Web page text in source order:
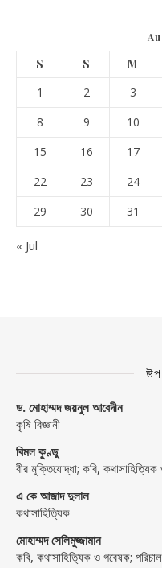
S S M
1
2 3
8
9 10
15
16 17
22
23 24
29
30 31
« Jul
ড. মোহাম্মদ জয়নুল আবেদীন
কৃষি বিজ্ঞানী
বিমল কুণ্ডু
বীর মুক্তিযোদ্ধা; কবি,
এ কে আজাদ দুলাল
কথাসাহিত্যিক
মোহাম্মদ সেলিমুজ্জামান
কবি, কথাসাহিত্যিক ও গবেষক;